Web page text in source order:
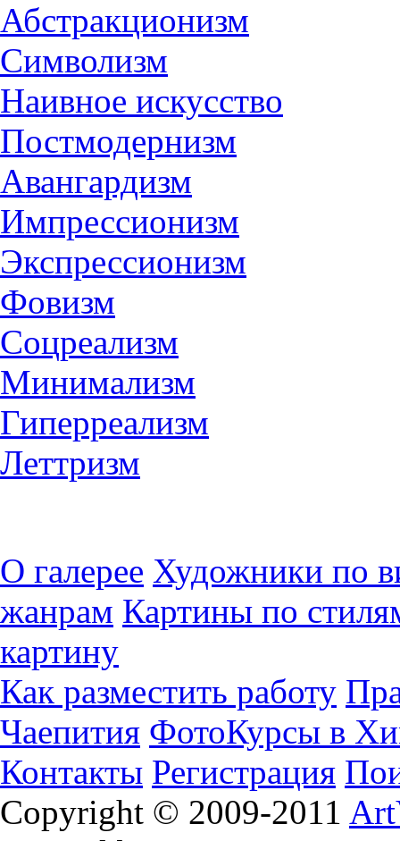
Абстракционизм
Символизм
Наивное искусство
Постмодернизм
Авангардизм
Импрессионизм
Экспрессионизм
Фовизм
Соцреализм
Минимализм
Гиперреализм
Леттризм
О галерее Художники по
жанрам Картины по
картину
Как разместить работу
Чаепития ФотоКурсы в
Контакты Регистрация
Copyright © 2009-2011